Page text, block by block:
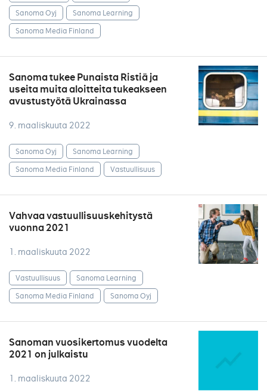
Sanoma Oyj
Sanoma Learning
Sanoma Media Finland
Sanoma tukee Punaista Ristiä ja
useita muita aloitteita tukeakseen
avustustyötä Ukrainassa
9. maaliskuuta 2022
Sanoma Oyj
Sanoma Learning
Sanoma Media Finland
Vastuullisuus
Vahvaa vastuullisuuskehitystä
vuonna 2021
1. maaliskuuta 2022
Vastuullisuus
Sanoma Learning
Sanoma Media Finland
Sanoma Oyj
Sanoman vuosikertomus vuodelta
2021 on julkaistu
1. maaliskuuta 2022